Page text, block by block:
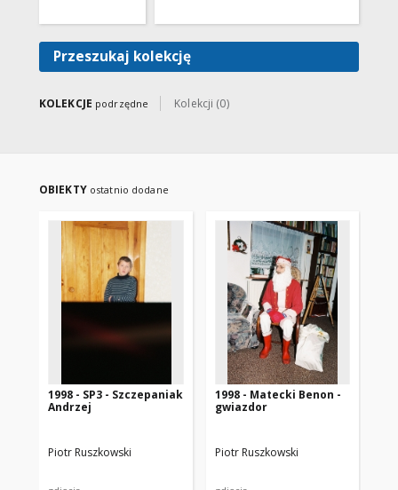
Przeszukaj kolekcję
KOLEKCJE podrzędne Kolekcji (0)
OBIEKTY ostatnio dodane
1998 - SP3 - Szczepaniak
Andrzej
Piotr Ruszkowski
1998 - Matecki Benon -
gwiazdor
Piotr Ruszkowski